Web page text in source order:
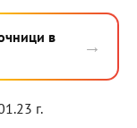
в
→
г.